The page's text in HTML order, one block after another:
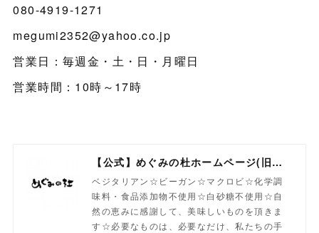
080-4919-1271
megumi2352@yahoo.co.jp
営業日：毎週金・土・日・月曜日
営業時間：10時～17時
【公式】めぐみの杜ホームページ(旧自然食工房）
ベジタリアン☆ビーガン☆マクロビ☆化学調
味料・食品添加物不使用☆白砂糖不使用☆自
然の恵みに感謝して、美味しいものを頂きま
す☆必要なものは、必要なだけ、私たちの手